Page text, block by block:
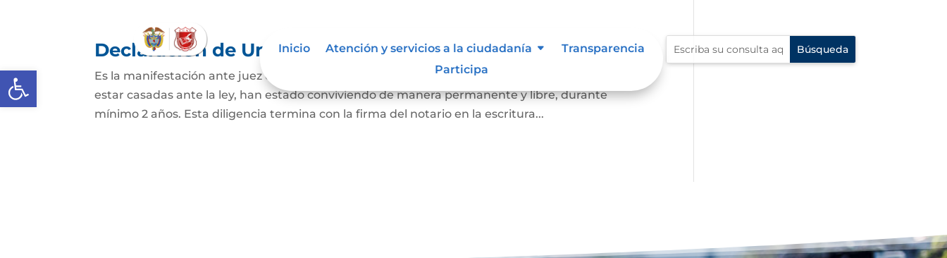
Abrir barra de herramientas
Inicio Atención y servicios a la ciudadanía
Transparencia
Participa
Declaración de Unión Marital de Hecho
Es la manifestación ante juez o notario de la existencia de la unión entre dos personas que, sin
estar casadas ante la ley, han estado conviviendo de manera permanente y libre, durante
mínimo 2 años. Esta diligencia termina con la firma del notario en la escritura...